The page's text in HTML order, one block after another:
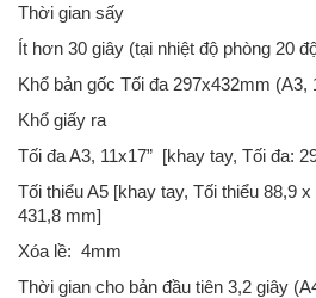
Thời gian sấy
Ít hơn 30 giây (tại nhiệt độ phòng 20
Khổ bản gốc Tối đa 297x432mm (A3,
Khổ giấy ra
Tối đa A3, 11x17” [khay tay, Tối đa:
Tối thiểu A5 [khay tay, Tối thiểu 88,9
431,8 mm]
Xóa lề: 4mm
Thời gian cho bản đầu tiên 3,2 giây